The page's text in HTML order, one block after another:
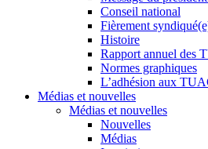
Conseil national
Fièrement
Histoire
Rapport annuel des
Normes graphiques
L’adhésion aux
Médias et nouvelles
Médias et nouvelles
Nouvelles
Médias